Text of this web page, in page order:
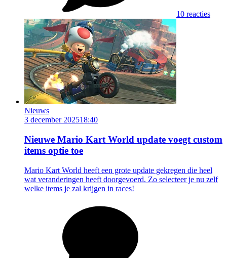
10 reacties
Nieuws
3 december 202518:40
Nieuwe Mario Kart World update voegt custom
items optie toe
Mario Kart World heeft een grote update gekregen die heel
wat veranderingen heeft doorgevoerd. Zo selecteer je nu zelf
welke items je zal krijgen in races!